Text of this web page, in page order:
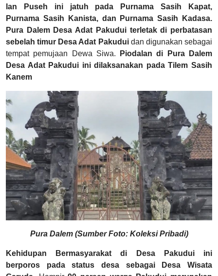
lan Puseh ini jatuh pada Purnama Sasih Kapat,
Purnama Sasih Kanista, dan Purnama Sasih Kadasa.
Pura Dalem Desa Adat Pakudui terletak di perbatasan
sebelah timur Desa Adat Pakuduidan digunakan sebagai
tempat pemujaan Dewa Siwa. Piodalan di Pura Dalem
Desa Adat Pakudui ini dilaksanakan pada Tilem Sasih
Kanem
Pura Dalem (Sumber Foto: Koleksi Pribadi)
Kehidupan Bermasyarakat di Desa Pakudui ini
berporos pada status desa sebagai Desa Wisata